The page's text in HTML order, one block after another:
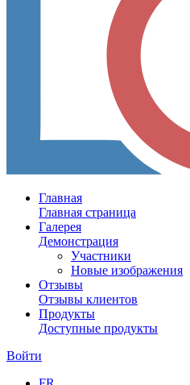
Главная
Главная страница
Галерея
Демонстрация
Участники
Новые изображения
Отзывы
Отзывы клиентов
Продукты
Доступные продукты
Войти